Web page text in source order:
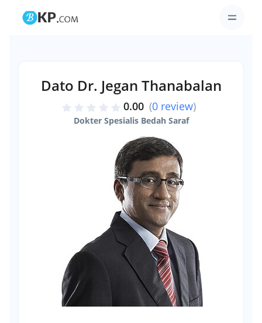
Dato Dr. Jegan Thanabalan
0.00 (0 review)
Dokter Spesialis Bedah Saraf